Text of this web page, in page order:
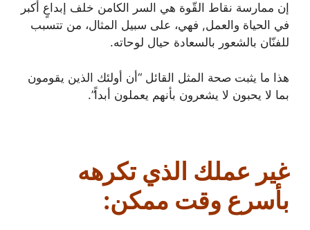
إن ممارسة نقاط القّوة هي السر الكامن خلف إبداعٍ أكبر
في الحياة والعمل, فهي، على سبيل المثال، من تتسبب
للفنّان بالشعور بالسعادة حيال لوحاته.
هذا ما يثبت صحة المثل القائل “أن أولئك الذين يقومون
بما لا يحبون لا يشعرون بأنهم يعملون أبداً”.
غير عملك الذي تكرهه
بأسرع وقت ممكن: